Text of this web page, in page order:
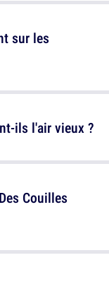
sur les
Couilles
ils l'air vieux ?